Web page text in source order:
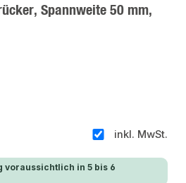
Spannweite 50 mm,
inkl. MwSt.
voraussichtlich in 5 bis 6